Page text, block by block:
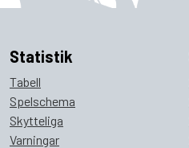
Statistik
Tabell
Spelschema
Skytteliga
Varningar